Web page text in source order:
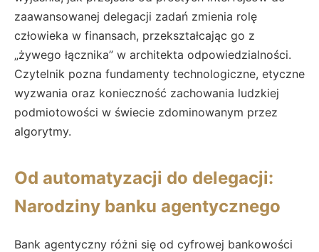
zaawansowanej delegacji zadań zmienia rolę
człowieka w finansach, przekształcając go z
„żywego łącznika” w architekta odpowiedzialności.
Czytelnik pozna fundamenty technologiczne, etyczne
wyzwania oraz konieczność zachowania ludzkiej
podmiotowości w świecie zdominowanym przez
algorytmy.
Od automatyzacji do delegacji:
Narodziny banku agentycznego
Bank agentyczny różni się od cyfrowej bankowości